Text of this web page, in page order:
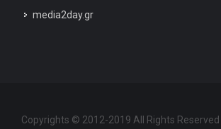
media2day.gr
Copyrights © 2012-2019 All Rights Reserved